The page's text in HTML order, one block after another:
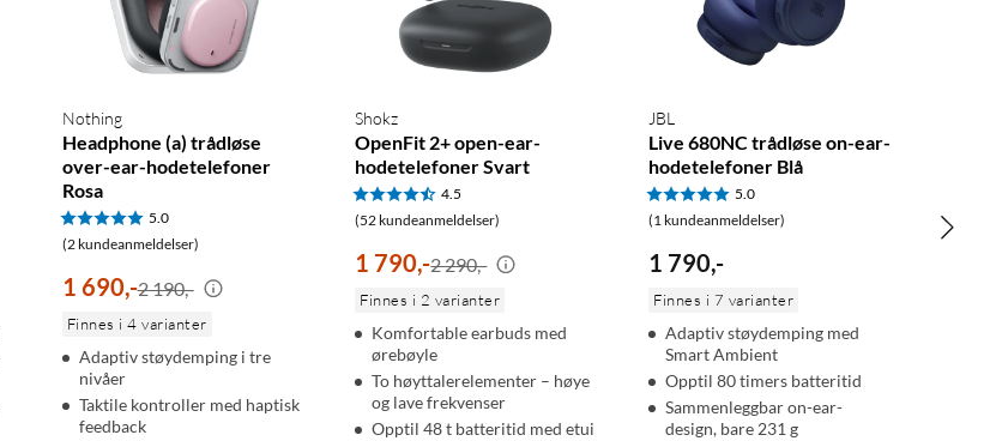
Nothing
Headphone (a) trådløse
over-ear-hodetelefoner
Rosa
5.0
(2 kundeanmeldelser)
1 690,-2 190,-
Finnes i 4 varianter
Adaptiv støydemping i tre
nivåer
Taktile kontroller med haptisk
feedback
Shokz
OpenFit 2+ open-ear-
hodetelefoner Svart
4.5
(52 kundeanmeldelser)
1 790,-2 290,-
Finnes i 2 varianter
Komfortable earbuds med
ørebøyle
To høyttalerelementer – høye
og lave frekvenser
Opptil 48 t batteritid med etui
JBL
Live 680NC trådløse on-ear-
hodetelefoner Blå
5.0
(1 kundeanmeldelser)
1 790,-
Finnes i 7 varianter
Adaptiv støydemping med
Smart Ambient
Opptil 80 timers batteritid
Sammenleggbar on-ear-
design, bare 231 g